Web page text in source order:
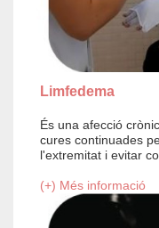
Limfedema
És una afecció
cures continuades
l'extremitat i evitar
(+) Més informació